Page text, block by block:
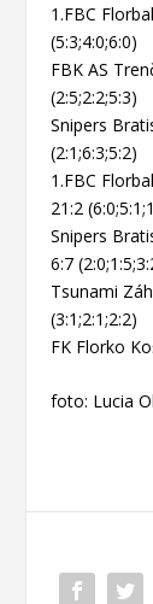
1.FBC
(5:3;4:0;6:0)
FBK AS
(2:5;2:2;5:3)
Snipers
(2:1;6:3;5:2)
1.FBC
21:2
Snipers
6:7
Tsunami
(3:1;2:1;2:2)
FK Florko
foto: Lucia